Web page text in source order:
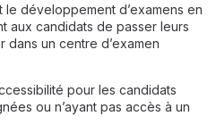
développement d’examens en
aux candidats de passer leurs
dans un centre d’examen
pour les candidats
ou n’ayant pas accès à un